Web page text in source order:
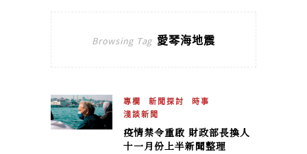
Browsing Tag 愛琴海地震
專欄 新聞探討
時事
淺談新聞
疫情禁令重啟 財政部長換人
十一月份上半新聞整理